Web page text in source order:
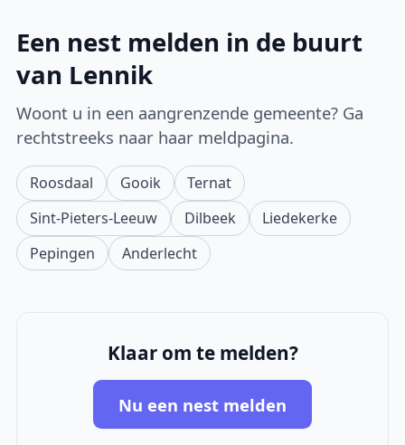
Een nest melden in de buurt
van Lennik
Woont u in een aangrenzende gemeente? Ga
rechtstreeks naar haar meldpagina.
Roosdaal Gooik
Ternat
Sint-Pieters-Leeuw
Dilbeek
Liedekerke
Pepingen
Anderlecht
Klaar om te melden?
Nu een nest melden